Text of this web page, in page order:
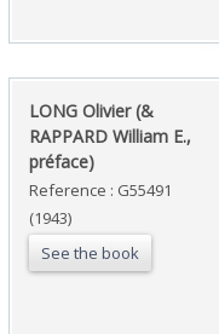
‎LONG Olivier (&
RAPPARD William E.,
préface)‎
Reference : G55491
(1943)
See the book